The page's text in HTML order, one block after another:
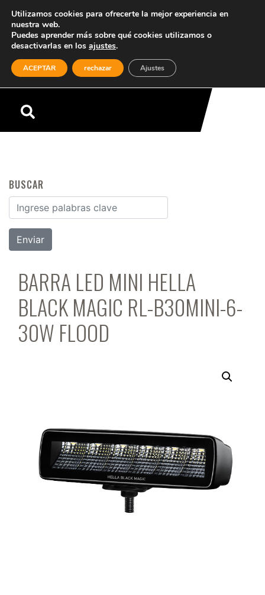
Menú
BUSCAR
Buscar por:
BARRA LED MINI HELLA
BLACK MAGIC RL-B30MINI-6-
30W FLOOD
Utilizamos cookies para ofrecerte la mejor experiencia en
nuestra web.
Puedes aprender más sobre qué cookies utilizamos o
desactivarlas en los ajustes.
ACEPTAR rechazar Ajustes